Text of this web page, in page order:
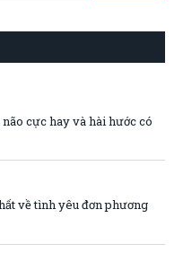
cực hay và hài hước có
về tình yêu đơn phương